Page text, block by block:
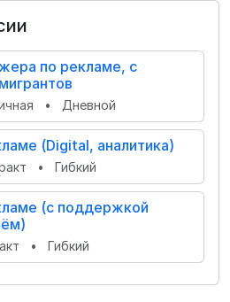
по рекламе, с
• Дневной
(Digital, аналитика)
• Гибкий
(с поддержкой
• Гибкий